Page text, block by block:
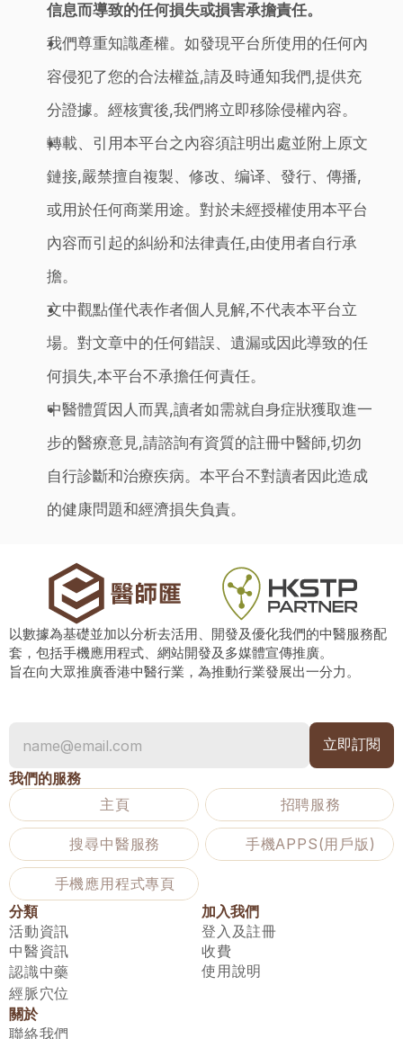
信息而導致的任何損失或損害承擔責任。
我們尊重知識產權。如發現平台所使用的任何內
容侵犯了您的合法權益,請及時通知我們,提供充
分證據。經核實後,我們將立即移除侵權內容。
轉載、引用本平台之內容須註明出處並附上原文
鏈接,嚴禁擅自複製、修改、编译、發行、傳播,
或用於任何商業用途。對於未經授權使用本平台
內容而引起的糾紛和法律責任,由使用者自行承
擔。
文中觀點僅代表作者個人見解,不代表本平台立
場。對文章中的任何錯誤、遺漏或因此導致的任
何損失,本平台不承擔任何責任。
中醫體質因人而異,讀者如需就自身症狀獲取進一
步的醫療意見,請諮詢有資質的註冊中醫師,切勿
自行診斷和治療疾病。本平台不對讀者因此造成
的健康問題和經濟損失負責。
以數據為基礎並加以分析去活用、開發及優化我們的中醫服務配
套，包括手機應用程式、網站開發及多媒體宣傳推廣。
旨在向大眾推廣香港中醫行業，為推動行業發展出一分力。
我們的服務
主頁
招聘服務
搜尋中醫服務 手機APPS(用戶版)
手機應用程式專頁
分類
活動資訊
中醫資訊
認識中藥
經脈穴位
加入我們
登入及註冊
收費
使用說明
關於
聯絡我們